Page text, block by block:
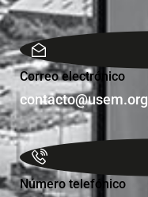
Correo electrónico
contacto@usem.org
Número telefónico